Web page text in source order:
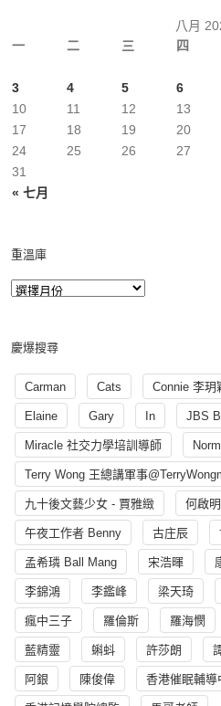
八月
一
二 三 四
« 七月
3
4 5 6
10
11 12 13
17
18 19 20
24
25 26 27
31
重溫庫
慶爆搜尋
Carman Cats Connie 李玥
Elaine Gary In JBS
Miracle 社交力學培訓導師
Terry Wong 王總講軍事
九十後文藝少女 - 賈雅緻 何啟明
午夜工作者 Benny 古庄辰
孟希璘 Ball Mang 宋浩暉
李錦鴻 李鑑峰 梁天琦
瘋中三子 羅倫斯 羅海憫
藍精靈 蝌蚪 許莎朗
阿銀 陳俊偉 香港催眠輔